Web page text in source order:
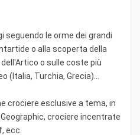
seguendo le orme dei grandi
o alla scoperta della
o sulle coste più
Turchia, Grecia)...
crociere esclusive a tema, in
crociere incentrate
ecc.